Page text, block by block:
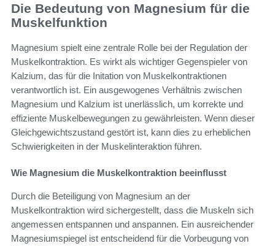
Die Bedeutung von Magnesium für die
Muskelfunktion
Magnesium spielt eine zentrale Rolle bei der Regulation der
Muskelkontraktion. Es wirkt als wichtiger Gegenspieler von
Kalzium, das für die Initation von Muskelkontraktionen
verantwortlich ist. Ein ausgewogenes Verhältnis zwischen
Magnesium und Kalzium ist unerlässlich, um korrekte und
effiziente Muskelbewegungen zu gewährleisten. Wenn dieser
Gleichgewichtszustand gestört ist, kann dies zu erheblichen
Schwierigkeiten in der Muskelinteraktion führen.
Wie Magnesium die Muskelkontraktion beeinflusst
Durch die Beteiligung von Magnesium an der
Muskelkontraktion wird sichergestellt, dass die Muskeln sich
angemessen entspannen und anspannen. Ein ausreichender
Magnesiumspiegel ist entscheidend für die Vorbeugung von